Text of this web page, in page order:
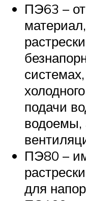
ПЭ63 –
подачи
водоемы,
ПЭ80 –
для